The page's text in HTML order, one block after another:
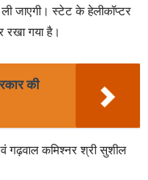
जाएगी। स्टेट के हेलीकॉप्टर
रखा गया है।
की
गढ़वाल कमिश्नर श्री सुशील